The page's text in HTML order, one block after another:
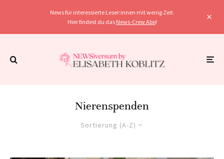
News für interessierte Leser:innen mit wenig Zeit.
Hier findest du das News-Crew Abo!
Nierenspenden
Sortierung (A-Z)